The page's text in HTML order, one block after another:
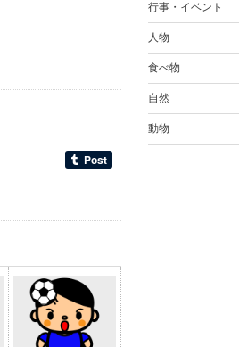
行事・イベント
人物
食べ物
自然
動物